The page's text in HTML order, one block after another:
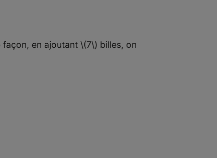
façon, en ajoutant \(7\) billes, on